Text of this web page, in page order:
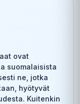
ovat
suomalaisista
ne, jotka
hyötyvät
Kuitenkin